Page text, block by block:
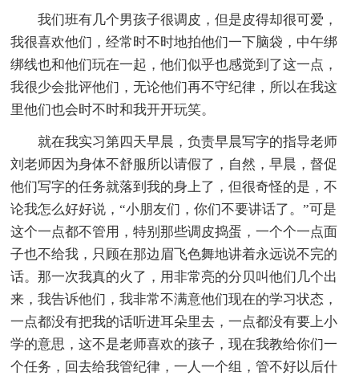
我们班有几个男孩子很调皮，但是皮得却很可爱，
我很喜欢他们，经常时不时地拍他们一下脑袋，中午绑
绑线也和他们玩在一起，他们似乎也感觉到了这一点，
我很少会批评他们，无论他们再不守纪律，所以在我这
里他们也会时不时和我开开玩笑。
就在我实习第四天早晨，负责早晨写字的指导老师
刘老师因为身体不舒服所以请假了，自然，早晨，督促
他们写字的任务就落到我的身上了，但很奇怪的是，不
论我怎么好好说，“小朋友们，你们不要讲话了。”可是
这个一点都不管用，特别那些调皮捣蛋，一个个一点面
子也不给我，只顾在那边眉飞色舞地讲着永远说不完的
话。那一次我真的火了，用非常亮的分贝叫他们几个出
来，我告诉他们，我非常不满意他们现在的学习状态，
一点都没有把我的话听进耳朵里去，一点都没有要上小
学的意思，这不是老师喜欢的孩子，现在我教给你们一
个任务，回去给我管纪律，一人一个组，管不好以后什